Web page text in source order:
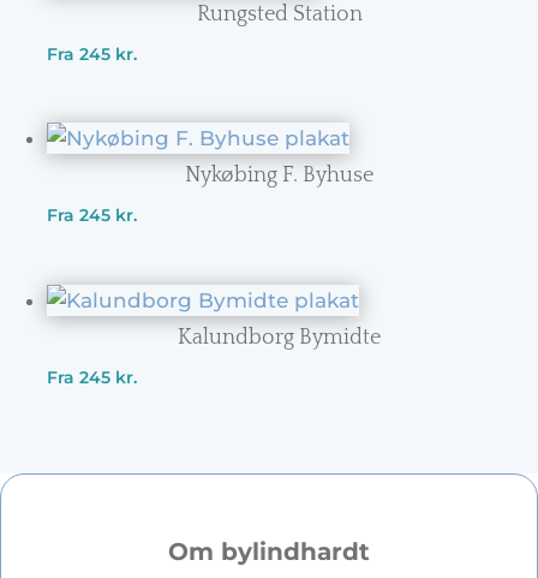
Rungsted Station
Fra245 kr.
Nykøbing F. Byhuse
Fra245 kr.
Kalundborg Bymidte
Fra245 kr.
Om bylindhardt